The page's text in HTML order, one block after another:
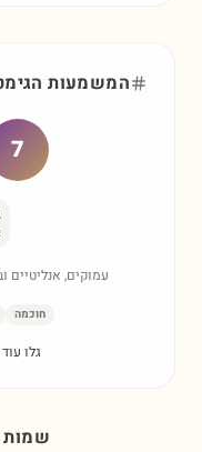
המשמעות
7
עמוקים, אנליטיים
חוכמה
גלו
שמות